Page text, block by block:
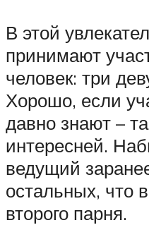
В этой
принимают
человек: три
Хорошо, если
давно знают –
интересней.
ведущий
остальных, что
второго парня.